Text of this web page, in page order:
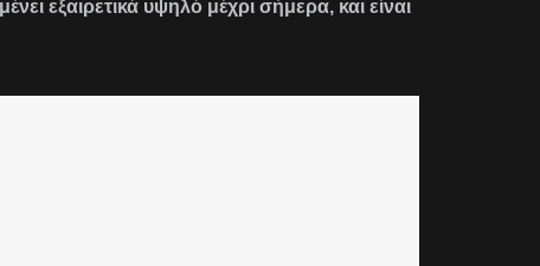
εξαιρετικά υψηλό μέχρι σήμερα, και είναι